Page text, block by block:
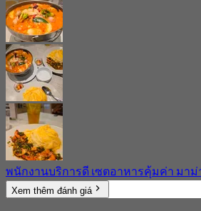
พนักงานบริการดี เซตอาหารคุ้มค่า มาม่
Xem thêm đánh giá